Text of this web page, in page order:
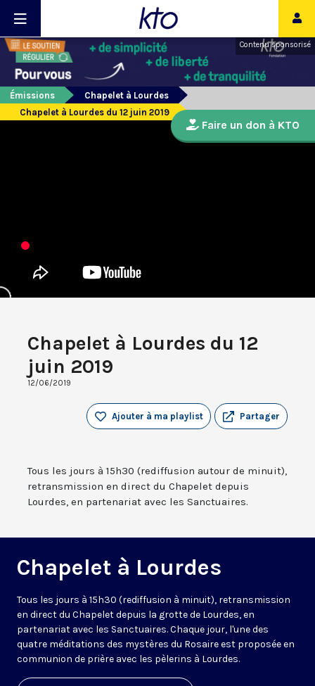
Contenu sponsorisé
Émissions
Chapelet à Lourdes
Chapelet à Lourdes du 12 juin 2019
Chapelet à Lourdes du 12
juin 2019
12/06/2019
Partager
Ajouter à ma playlist
Tous les jours à 15h30 (rediffusion autour de minuit),
retransmission en direct du Chapelet depuis
Lourdes, en partenariat avec les Sanctuaires.
Chapelet à Lourdes
Tous les jours à 15h30 (rediffusion à minuit), retransmission
en direct du Chapelet depuis la grotte de Lourdes, en
partenariat avec les Sanctuaires. Chaque jour, l'une des
quatre méditations des mystères du Rosaire est proposée en
communion de prière avec les pèlerins à Lourdes.
Faire un don à KTO